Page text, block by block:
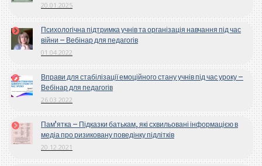
20.01.2025
Психологічна підтримка учнів та організація навчання під час
війни – Вебінар для педагогів
01.04.2022
Вправи для стабілізації емоційного стану учнів під час уроку –
Вебінар для педагогів
26.03.2022
Пам’ятка – Підказки батькам, які схвильовані інформацією в
медіа про ризиковану поведінку підлітків
20.12.2021